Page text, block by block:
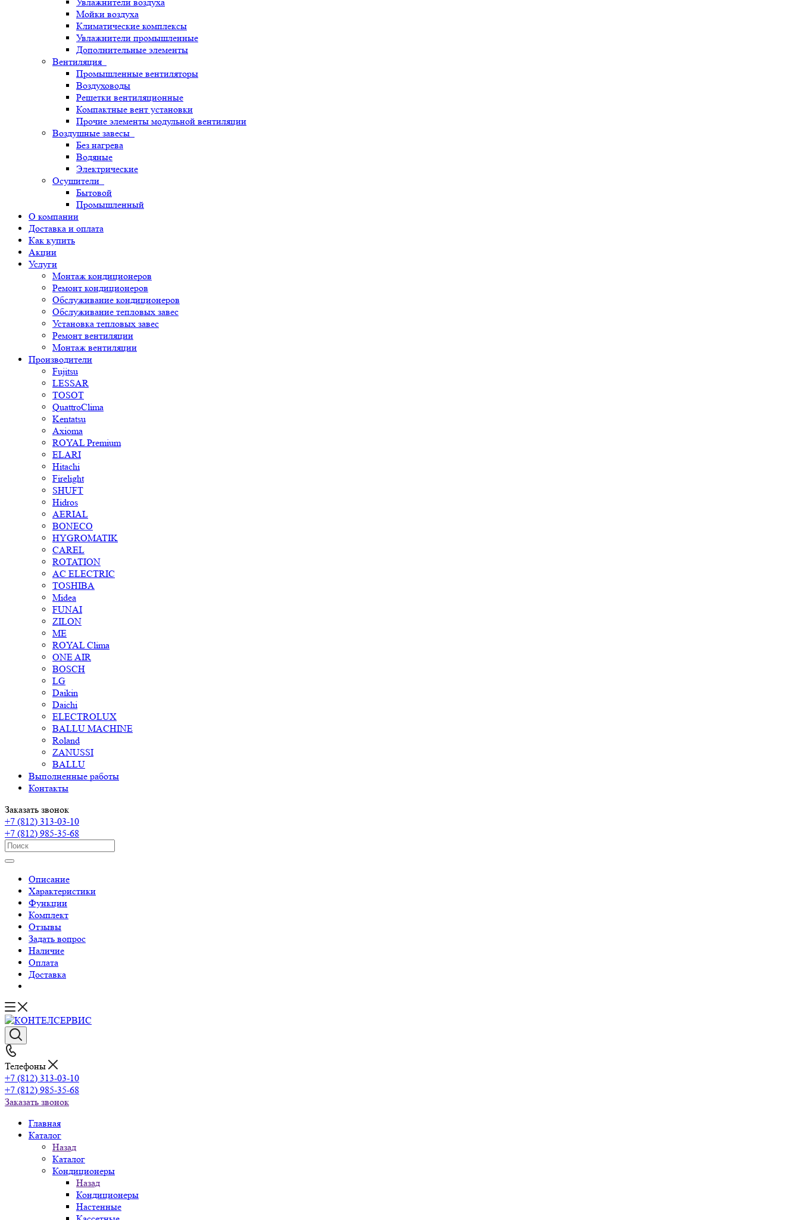
Мойки воздуха
Климатические комплексы
Увлажнители промышленные
Дополнительные элементы
Вентиляция
Промышленные вентиляторы
Воздуховоды
Решетки вентиляционные
Компактные вент установки
Прочие элементы модульной вентиляции
Воздушные завесы
Без нагрева
Водяные
Электрические
Осушители
Бытовой
Промышленный
О компании
Доставка и оплата
Как купить
Акции
Услуги
Монтаж кондиционеров
Ремонт кондиционеров
Обслуживание кондиционеров
Обслуживание тепловых завес
Установка тепловых завес
Ремонт вентиляции
Монтаж вентиляции
Производители
Fujitsu
LESSAR
TOSOT
QuattroClima
Kentatsu
Axioma
ROYAL Premium
ELARI
Hitachi
Firelight
SHUFT
Hidros
AERIAL
BONECO
HYGROMATIK
CAREL
ROTATION
AC ELECTRIC
TOSHIBA
Midea
FUNAI
ZILON
ME
ROYAL Clima
ONE AIR
BOSCH
LG
Daikin
Daichi
ELECTROLUX
BALLU MACHINE
Roland
ZANUSSI
BALLU
Выполненные работы
Контакты
Заказать звонок
+7 (812) 313-03-10
+7 (812) 985-35-68
Описание
Характеристики
Функции
Комплект
Отзывы
Задать вопрос
Наличие
Оплата
Доставка
Телефоны
+7 (812) 313-03-10
+7 (812) 985-35-68
Заказать звонок
Главная
Каталог
Назад
Каталог
Кондиционеры
Назад
Кондиционеры
Настенные